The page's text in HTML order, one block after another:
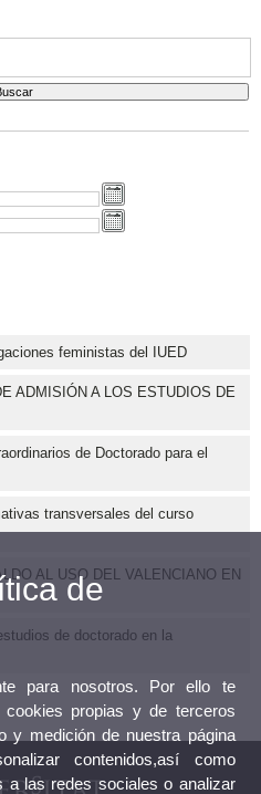
feministas del IUED
ADMISIÓN A LOS ESTUDIOS DE
de Doctorado para el
transversales del curso
AL USO DEL VALENCIANO EN
de doctorado en la
de
para nosotros. Por ello te
cookies propias y de terceros
y medición de nuestra página
contenidos,así como
a las redes sociales o analizar